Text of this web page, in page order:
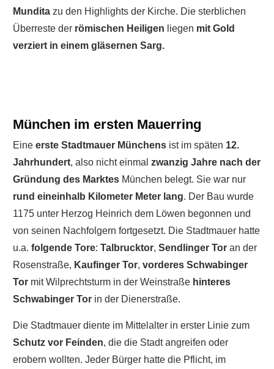
Mundita zu den Highlights der Kirche. Die sterblichen
Überreste der römischen Heiligen liegen mit Gold
verziert in einem gläsernen Sarg.
München im ersten Mauerring
Eine erste Stadtmauer Münchens ist im späten 12.
Jahrhundert, also nicht einmal zwanzig Jahre nach der
Gründung des Marktes München belegt. Sie war nur
rund eineinhalb Kilometer Meter lang. Der Bau wurde
1175 unter Herzog Heinrich dem Löwen begonnen und
von seinen Nachfolgern fortgesetzt. Die Stadtmauer hatte
u.a. folgende Tore: Talbrucktor, Sendlinger Tor an der
Rosenstraße, Kaufinger Tor, vorderes Schwabinger
Tor mit Wilprechtsturm in der Weinstraße hinteres
Schwabinger Tor in der Dienerstraße.
Die Stadtmauer diente im Mittelalter in erster Linie zum
Schutz vor Feinden, die die Stadt angreifen oder
erobern wollten. Jeder Bürger hatte die Pflicht, im